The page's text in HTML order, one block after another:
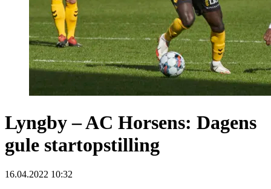
Lyngby – AC Horsens: Dagens
gule startopstilling
16.04.2022 10:32